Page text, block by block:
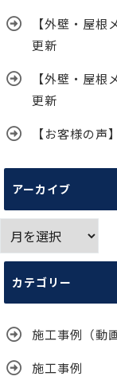
【外壁・屋
更新
【外壁・屋
更新
【お客様の声
アーカイブ
ー
カ
ブ
カテゴリー
施工事例（動画
施工事例